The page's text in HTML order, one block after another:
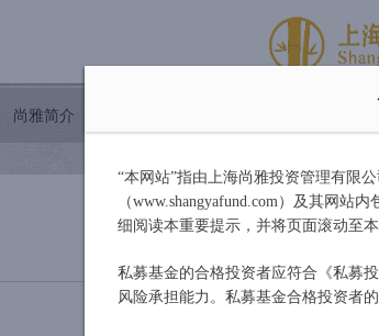
“本网站”指由上海尚雅投资管理有限
（www.shangyafund.com）及其网站
细阅读本重要提示，并将页面滚动至
私募基金的合格投资者应符合《私募
风险承担能力。私募基金合格投资者的
尚雅简介
返回<<公司公告
尚雅-新三板新兴